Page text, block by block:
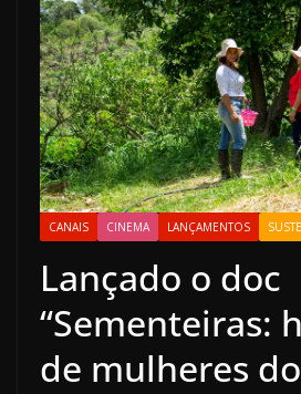
CANAIS CINEMA LANÇAMENTOS
Lançado o doc
“Sementeiras:
de mulheres do